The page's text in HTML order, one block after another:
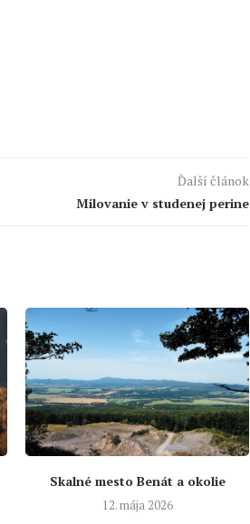
Ďalší článok
Milovanie v studenej perine
Skalné mesto Benát a okolie
12. mája 2026